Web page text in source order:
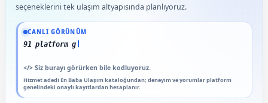
seçeneklerini tek ulaşım altyapısında planlıyoruz.
CANLI GÖRÜNÜM
91 platform genelinde onaylı
</> Siz burayı görürken bile kodluyoruz.
Hizmet adedi En Baba Ulaşım kataloğundan; deneyim ve yorumlar platform
genelindeki onaylı kayıtlardan hesaplanır.
Güncel veriler: 1.291+ En Baba ağı hizmet deneyimi; 91 platform genelinde